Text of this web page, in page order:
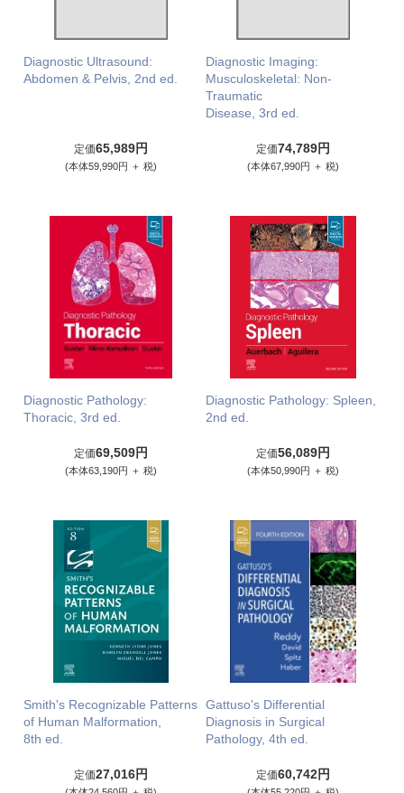
Diagnostic Ultrasound:
Abdomen & Pelvis, 2nd ed.
定価65,989円
(本体59,990円 ＋ 税)
Diagnostic Imaging:
Musculoskeletal: Non-
Traumatic
Disease, 3rd ed.
定価74,789円
(本体67,990円 ＋ 税)
Diagnostic Pathology:
Thoracic, 3rd ed.
定価69,509円
(本体63,190円 ＋ 税)
Diagnostic Pathology: Spleen,
2nd ed.
定価56,089円
(本体50,990円 ＋ 税)
Smith's Recognizable Patterns
of Human Malformation,
8th ed.
定価27,016円
Gattuso's Differential
Diagnosis in Surgical
Pathology, 4th ed.
定価60,742円